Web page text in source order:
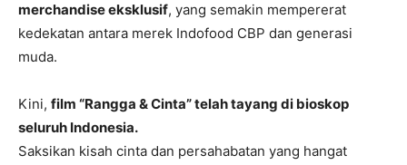
merchandise eksklusif, yang semakin mempererat
kedekatan antara merek Indofood CBP dan generasi
muda.
Kini, film “Rangga & Cinta” telah tayang di bioskop
seluruh Indonesia.
Saksikan kisah cinta dan persahabatan yang hangat